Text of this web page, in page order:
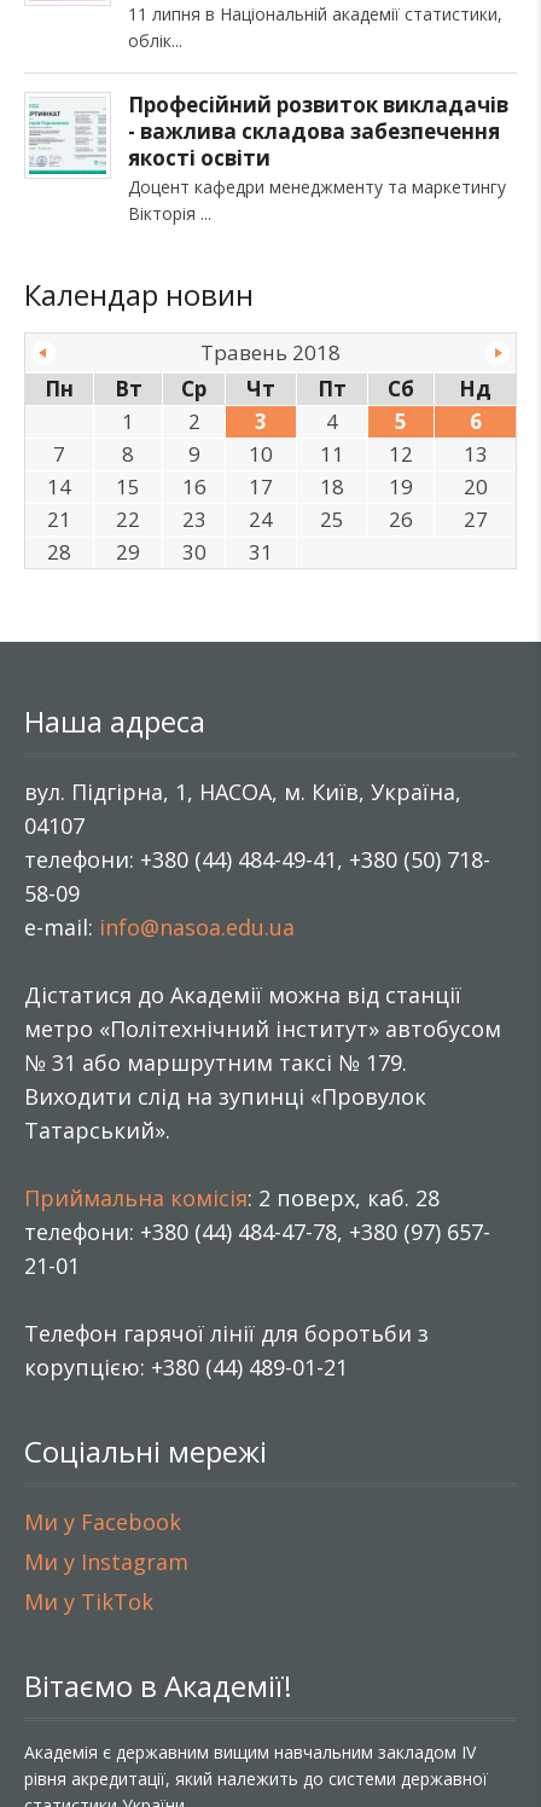
11 липня в Національній академії статистики,
облік
Професійний розвиток викладачів
- важлива складова забезпечення
якості освіти
Доцент кафедри менеджменту та маркетингу
Вікторія
Календар новин
Травень 2018
Пн
Вт Ср Чт Пт Сб
Нд
1
2 3 4 5
6
7
8 9 10 11 12
13
14
15 16 17 18 19
20
21
22 23 24 25 26
27
28
29 30 31
Наша адреса
вул. Підгірна, 1, НАСОА, м. Київ, Україна,
04107
телефони: +380 (44) 484-49-41, +380 (50) 718-
58-09
e-mail: info@nasoa.edu.ua
Дістатися до Академії можна від станції
метро «Політехнічний інститут» автобусом
№ 31 або маршрутним таксі № 179.
Виходити слід на зупинці «Провулок
Татарський».
Приймальна комісія: 2 поверх, каб. 28
телефони: +380 (44) 484-47-78, +380 (97) 657-
21-01
Телефон гарячої лінії для боротьби з
корупцією: +380 (44) 489-01-21
Соціальні мережі
Ми у Facebook
Ми у Instagram
Ми у TikTok
Вітаємо в Академії!
Академія є державним вищим навчальним закладом IV
рівня акредитації, який належить до системи державної